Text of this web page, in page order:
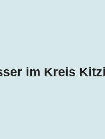
im Kreis